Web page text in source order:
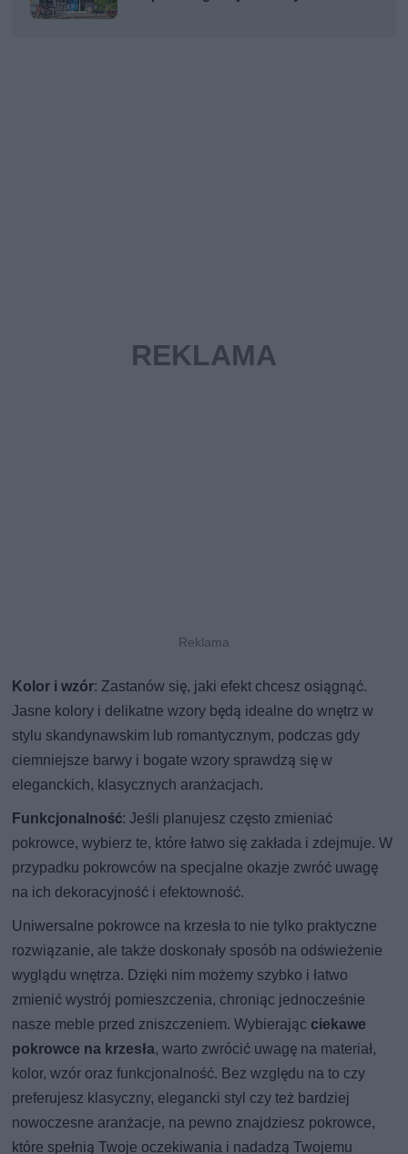
Kolor i wzór: Zastanów się, jaki efekt chcesz osiągnąć.
Jasne kolory i delikatne wzory będą idealne do wnętrz w
stylu skandynawskim lub romantycznym, podczas gdy
ciemniejsze barwy i bogate wzory sprawdzą się w
eleganckich, klasycznych aranżacjach.
Funkcjonalność: Jeśli planujesz często zmieniać
pokrowce, wybierz te, które łatwo się zakłada i zdejmuje. W
przypadku pokrowców na specjalne okazje zwróć uwagę
na ich dekoracyjność i efektowność.
Uniwersalne pokrowce na krzesła to nie tylko praktyczne
rozwiązanie, ale także doskonały sposób na odświeżenie
wyglądu wnętrza. Dzięki nim możemy szybko i łatwo
zmienić wystrój pomieszczenia, chroniąc jednocześnie
nasze meble przed zniszczeniem. Wybierając ciekawe
pokrowce na krzesła, warto zwrócić uwagę na materiał,
kolor, wzór oraz funkcjonalność. Bez względu na to czy
preferujesz klasyczny, elegancki styl czy też bardziej
nowoczesne aranżacje, na pewno znajdziesz pokrowce,
które spełnią Twoje oczekiwania i nadadzą Twojemu